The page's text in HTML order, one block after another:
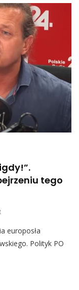
Mocna
Kukiza
Z
Mazurkiem
tego
On
„Nie
Wybaczę
europosła
Polityk PO